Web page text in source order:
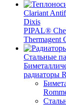
Clariant
Dixis
PIPAL®
Thermagent
Стальные
радиаторы